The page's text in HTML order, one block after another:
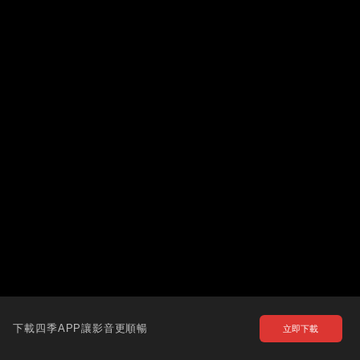
下載四季APP讓影音更順暢 立即下載